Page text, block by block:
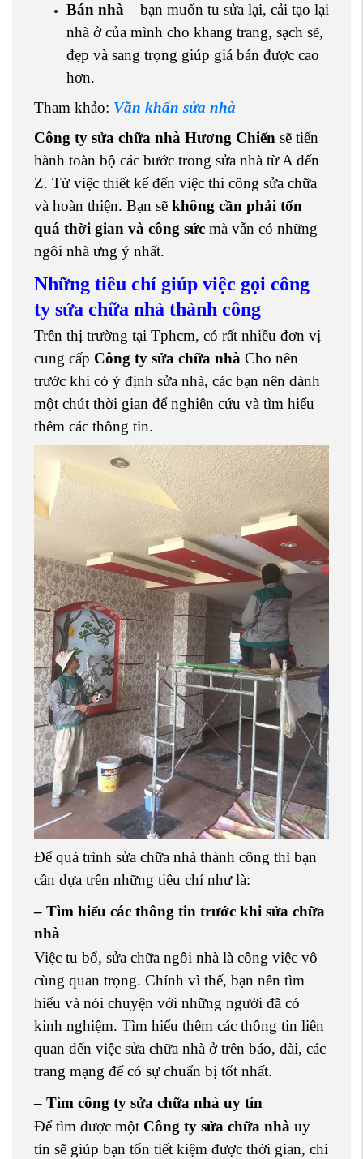
Bán nhà– bạn muốn tu sửa lại, cải tạo lại
nhà ở của mình cho khang trang, sạch sẽ,
đẹp và sang trọng giúp giá bán được cao
hơn.
Tham khảo: Văn khấn sửa nhà
Công ty sửa chữa nhà Hương Chiến sẽ tiến
hành toàn bộ các bước trong sửa nhà từ A đến
Z. Từ việc thiết kế đến việc thi công sửa chữa
và hoàn thiện. Bạn sẽ không cần phải tốn
quá thời gian và công sức mà vẫn có những
ngôi nhà ưng ý nhất.
Những tiêu chí giúp việc gọi công
ty sửa chữa nhà thành công
Trên thị trường tại Tphcm, có rất nhiều đơn vị
cung cấp Công ty sửa chữa nhà Cho nên
trước khi có ý định sửa nhà, các bạn nên dành
một chút thời gian để nghiên cứu và tìm hiểu
thêm các thông tin.
Để quá trình sửa chữa nhà thành công thì bạn
cần dựa trên những tiêu chí như là:
– Tìm hiểu các thông tin trước khi sửa chữa
nhà
Việc tu bổ, sửa chữa ngôi nhà là công việc vô
cùng quan trọng. Chính vì thế, bạn nên tìm
hiểu và nói chuyện với những người đã có
kinh nghiệm. Tìm hiểu thêm các thông tin liên
quan đến việc sửa chữa nhà ở trên báo, đài, các
trang mạng để có sự chuẩn bị tốt nhất.
– Tìm công ty sửa chữa nhà uy tín
Để tìm được một Công ty sửa chữa nhà uy
tín sẽ giúp bạn tốn tiết kiệm được thời gian, chi